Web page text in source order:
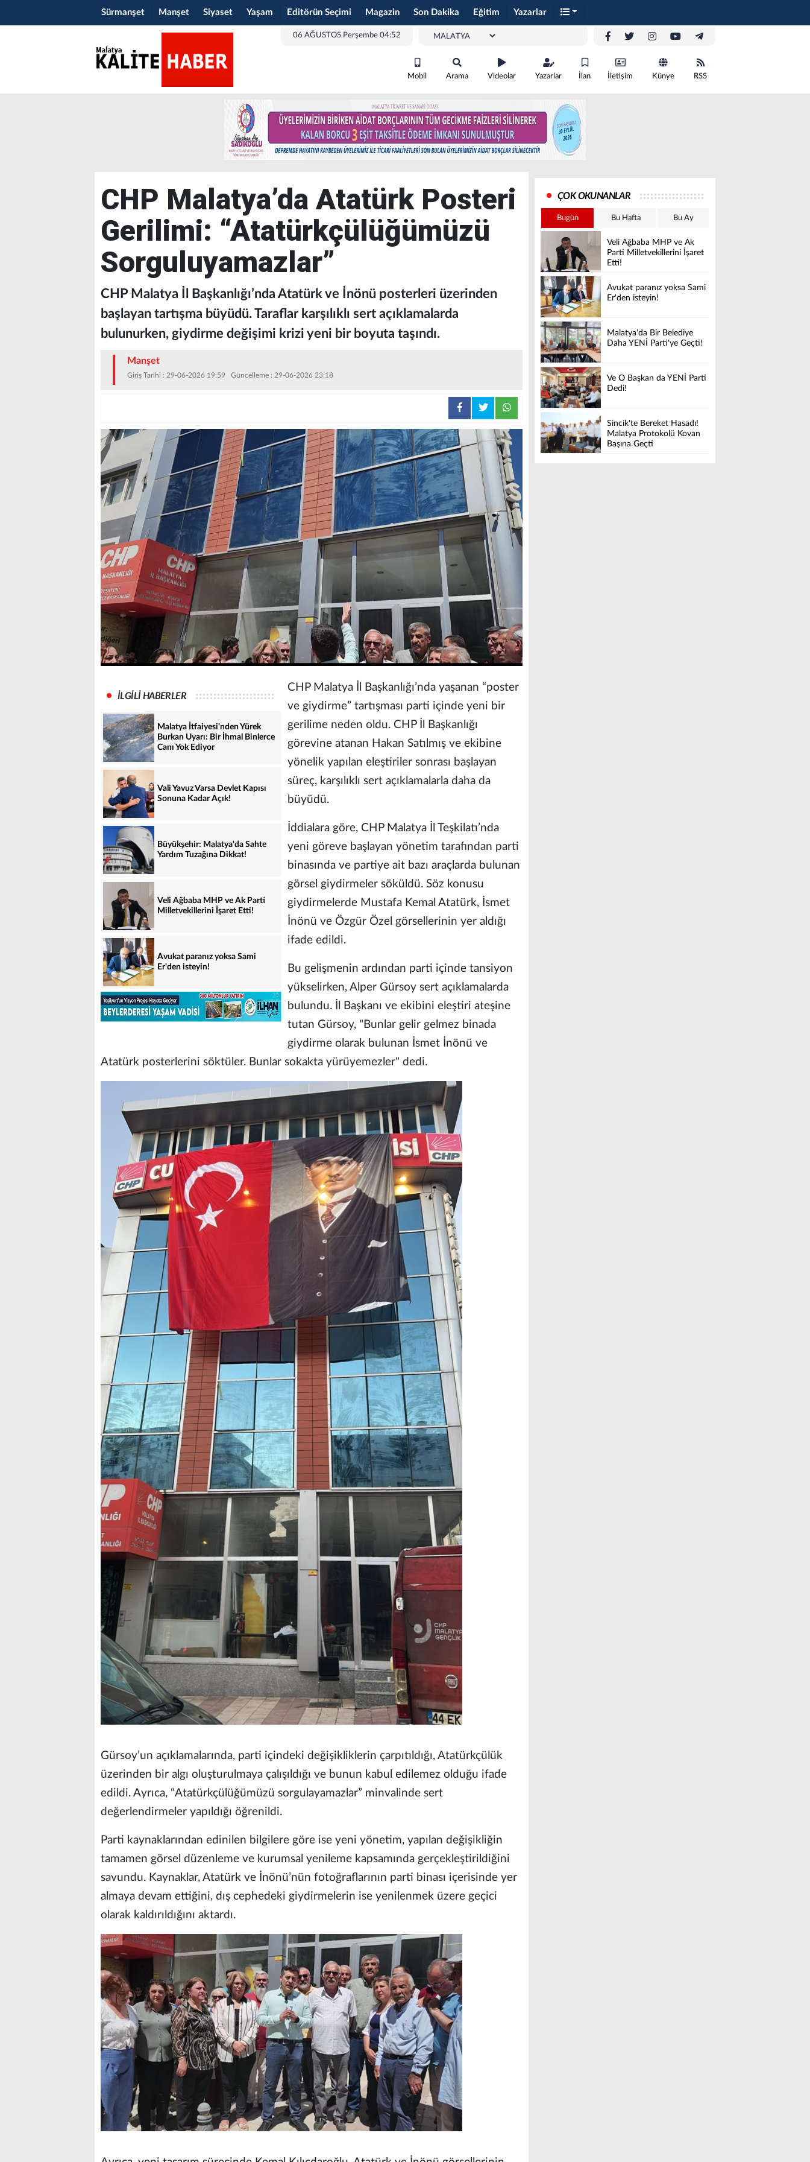
Sürmanşet Manşet Siyaset Yaşam Editörün Seçimi Magazin Son Dakika Eğitim Yazarlar
06 AĞUSTOS Perşembe 04:52
Mobil Arama Videolar Yazarlar İlan İletişim Künye RSS
CHP Malatya’da Atatürk Posteri
Gerilimi: “Atatürkçülüğümüzü
Sorguluyamazlar”
CHP Malatya İl Başkanlığı’nda Atatürk ve İnönü posterleri üzerinden
başlayan tartışma büyüdü. Taraflar karşılıklı sert açıklamalarda
bulunurken, giydirme değişimi krizi yeni bir boyuta taşındı.
Manşet
Giriş Tarihi : 29-06-2026 19:59 Güncelleme : 29-06-2026 23:18
İLGİLİ HABERLER
Malatya İtfaiyesi'nden Yürek
Burkan Uyarı: Bir İhmal Binlerce
Canı Yok Ediyor
Vali Yavuz Varsa Devlet Kapısı
Sonuna Kadar Açık!
Büyükşehir: Malatya'da Sahte
Yardım Tuzağına Dikkat!
Veli Ağbaba MHP ve Ak Parti
Milletvekillerini İşaret Etti!
Avukat paranız yoksa Sami
Er'den isteyin!
CHP Malatya İl Başkanlığı’nda yaşanan “poster
ve giydirme” tartışması parti içinde yeni bir
gerilime neden oldu. CHP İl Başkanlığı
görevine atanan Hakan Satılmış ve ekibine
yönelik yapılan eleştiriler sonrası başlayan
süreç, karşılıklı sert açıklamalarla daha da
büyüdü.
İddialara göre, CHP Malatya İl Teşkilatı’nda
yeni göreve başlayan yönetim tarafından parti
binasında ve partiye ait bazı araçlarda bulunan
görsel giydirmeler söküldü. Söz konusu
giydirmelerde Mustafa Kemal Atatürk, İsmet
İnönü ve Özgür Özel görsellerinin yer aldığı
ifade edildi.
Bu gelişmenin ardından parti içinde tansiyon
yükselirken, Alper Gürsoy sert açıklamalarda
bulundu. İl Başkanı ve ekibini eleştiri ateşine
tutan Gürsoy, "Bunlar gelir gelmez binada
giydirme olarak bulunan İsmet İnönü ve
Atatürk posterlerini söktüler. Bunlar sokakta yürüyemezler" dedi.
Gürsoy’un açıklamalarında, parti içindeki değişikliklerin çarpıtıldığı, Atatürkçülük
üzerinden bir algı oluşturulmaya çalışıldığı ve bunun kabul edilemez olduğu ifade
edildi. Ayrıca, “Atatürkçülüğümüzü sorgulayamazlar” minvalinde sert
değerlendirmeler yapıldığı öğrenildi.
Parti kaynaklarından edinilen bilgilere göre ise yeni yönetim, yapılan değişikliğin
tamamen görsel düzenleme ve kurumsal yenileme kapsamında gerçekleştirildiğini
savundu. Kaynaklar, Atatürk ve İnönü’nün fotoğraflarının parti binası içerisinde yer
almaya devam ettiğini, dış cephedeki giydirmelerin ise yenilenmek üzere geçici
olarak kaldırıldığını aktardı.
ÇOK OKUNANLAR
Bugün Bu Hafta Bu Ay
Veli Ağbaba MHP ve Ak
Parti Milletvekillerini İşaret
Etti!
Avukat paranız yoksa Sami
Er'den isteyin!
Malatya'da Bir Belediye
Daha YENİ Parti'ye Geçti!
Ve O Başkan da YENİ Parti
Dedi!
Sincik'te Bereket Hasadı!
Malatya Protokolü Kovan
Başına Geçti